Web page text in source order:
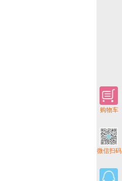
购物车
微信扫码